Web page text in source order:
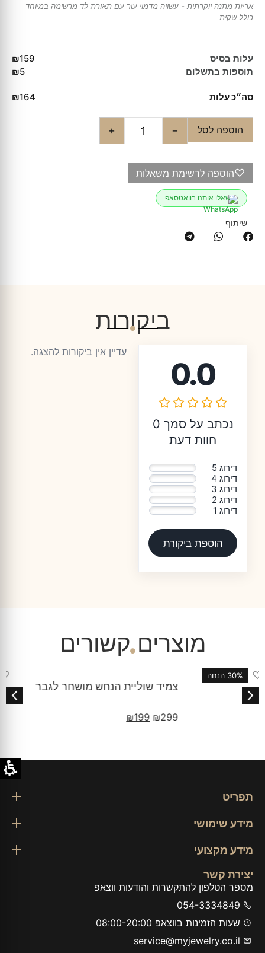
אריזת מתנה יוקרתית - עשויה מדמוי עור עם תאורת לד מרשימה במיוחד
כולל שקית
עלות בסיס
₪159
תוספות בתשלום
₪5
סה״כ עלות ₪164
−
+ הוספה לסל
♡הוספה לרשימת משאלות
שאלו אותנו בוואטסאפ
שיתוף
ביקורות
0.0
נכתב על סמך 0
חוות דעת
דירוג 5
דירוג 4
דירוג 3
דירוג 2
דירוג 1
הוספת ביקורת
עדיין אין ביקורות להצגה.
מוצרים קשורים
צמיד שוליית הנחש מושחר לגבר
תפריט
מידע שימושי
מידע מקצועי
יצירת קשר
מספר הטלפון להתקשרות והודעות ווצאפ
054-3334849
שעות הזמינות בווצאפ 08:00-20:00
service@myjewelry.co.il